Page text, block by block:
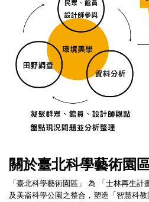
關於臺北科學藝術園
「臺北科學藝術園區」 為 「士林再生
及美崙科學公園之整合，塑造「智慧科